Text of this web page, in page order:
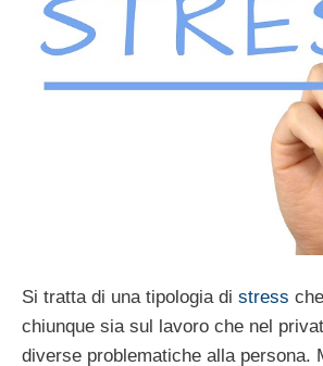
Si tratta di una tipologia di stress
chiunque sia sul lavoro che nel
diverse problematiche alla persona.